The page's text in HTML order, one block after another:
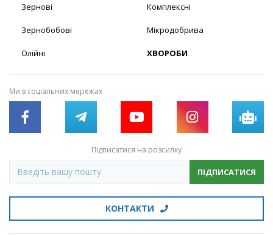
Зернові
Зернобобові
Олійні
Комплексні
Мікродобрива
ХВОРОБИ
Ми в соціальних мережах
Підписатися на розсилку
ПІДПИСАТИСЯ
КОНТАКТИ